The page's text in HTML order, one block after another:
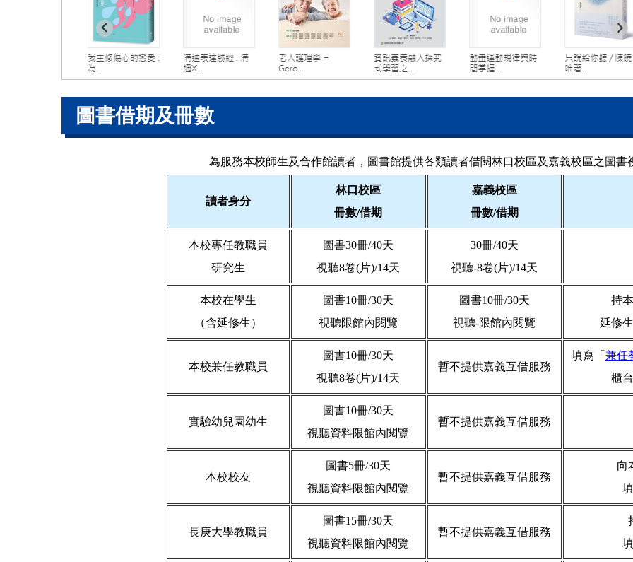
圖書借期及冊數
為服務本校師生及合作館讀者，圖書館提供各類讀者借閱林口校區及嘉義校區之圖書
讀者身分
林口校區
冊數/借期
嘉義校區
冊數/借期
本校專任教職員
研究生
圖書30冊/40天
視聽8卷(片)/14天
30冊/40天
視聽-8卷(片)/14天
本校在學生
（含延修生）
圖書10冊/30天
視聽限館內閱覽
圖書10冊/30天
視聽-限館內閱覽
持
延修
本校兼任教職員
圖書10冊/30天
視聽8卷(片)/14天
暫不提供嘉義互借服務
填寫「 兼任
櫃
實驗幼兒園幼生
圖書10冊/30天
視聽資料限館內閱覽
暫不提供嘉義互借服務
本校校友
圖書5冊/30天
視聽資料限館內閱覽
暫不提供嘉義互借服務
向
長庚大學教職員
圖書15冊/30天
視聽資料限館內閱覽
暫不提供嘉義互借服務